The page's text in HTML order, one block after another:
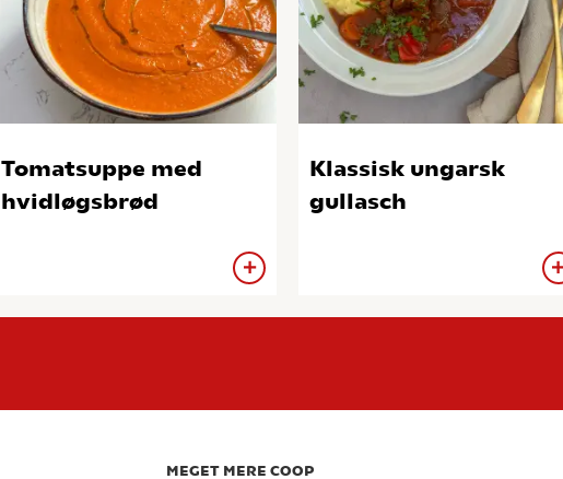
Tomatsuppe med
hvidløgsbrød
Klassisk ungarsk
gullasch
MEGET MERE COOP